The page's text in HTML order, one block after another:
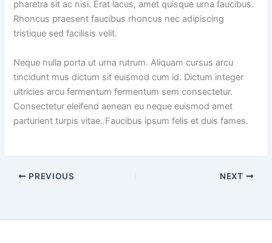
pharetra sit ac nisi. Erat lacus, amet quisque urna faucibus.
Rhoncus praesent faucibus rhoncus nec adipiscing
tristique sed facilisis velit.
Neque nulla porta ut urna rutrum. Aliquam cursus arcu
tincidunt mus dictum sit euismod cum id. Dictum integer
ultricies arcu fermentum fermentum sem consectetur.
Consectetur eleifend aenean eu neque euismod amet
parturient turpis vitae. Faucibus ipsum felis et duis fames.
PREVIOUS NEXT